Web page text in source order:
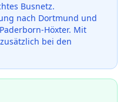
Busnetz.
nach Dortmund und
Höxter. Mit
bei den